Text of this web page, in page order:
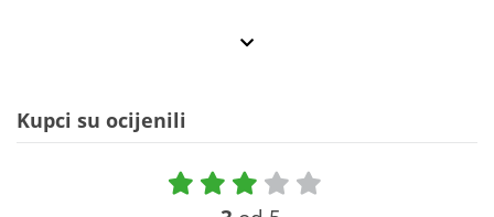
Kupci su ocijenili